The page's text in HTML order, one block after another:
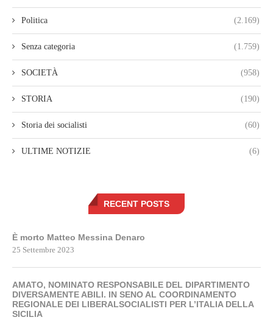
Politica (2.169)
Senza categoria (1.759)
SOCIETÀ (958)
STORIA (190)
Storia dei socialisti (60)
ULTIME NOTIZIE (6)
RECENT POSTS
È morto Matteo Messina Denaro
25 Settembre 2023
AMATO, NOMINATO RESPONSABILE DEL DIPARTIMENTO
DIVERSAMENTE ABILI. IN SENO AL COORDINAMENTO
REGIONALE DEI LIBERALSOCIALISTI PER L’ITALIA DELLA
SICILIA